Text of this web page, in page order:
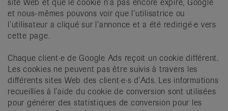
site Web et que le cookie n’a pas encore expiré, Google
et nous-mêmes pouvons voir que l’utilisatrice ou
l’utilisateur a cliqué sur l’annonce et a été redirigé·e vers
cette page.
Chaque client·e de Google Ads reçoit un cookie différent.
Les cookies ne peuvent pas être suivis à travers les
différents sites Web des client·e·s d’Ads. Les informations
recueillies à l’aide du cookie de conversion sont utilisées
pour générer des statistiques de conversion pour les